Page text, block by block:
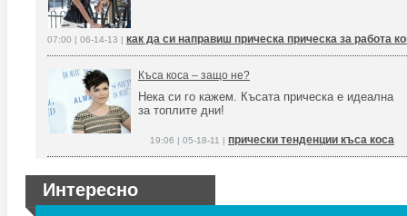
07:00 | 06-14-13 | как да си направиш прическа прическа за работа
Къса коса – защо не?
Нека си го кажем. Късата прическа е идеална
за топлите дни!
19:06 | 05-18-11 | прически тенденции къса коса
Интересно